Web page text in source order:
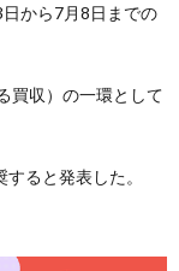
から7月8日までの
買収）の一環として
ると発表した。